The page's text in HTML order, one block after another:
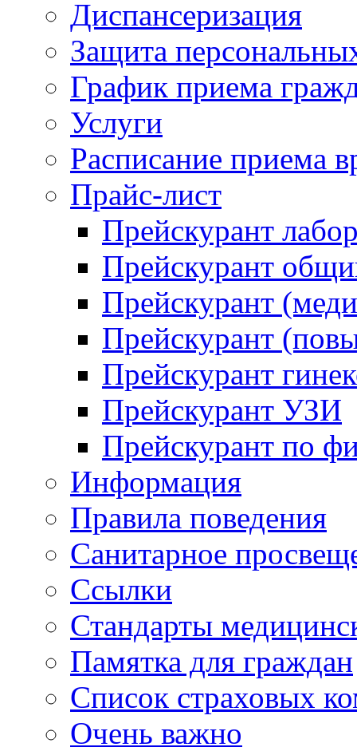
Диспансеризация
Защита
График приема
Услуги
Расписание приема
Прайс-лист
Прейскурант
Прейскурант
Прейскурант
Прейскурант
Прейскурант
Прейскурант УЗИ
Прейскурант по
Информация
Правила поведения
Санитарное
Ссылки
Стандарты
Памятка для граждан
Список страховых
Очень важно